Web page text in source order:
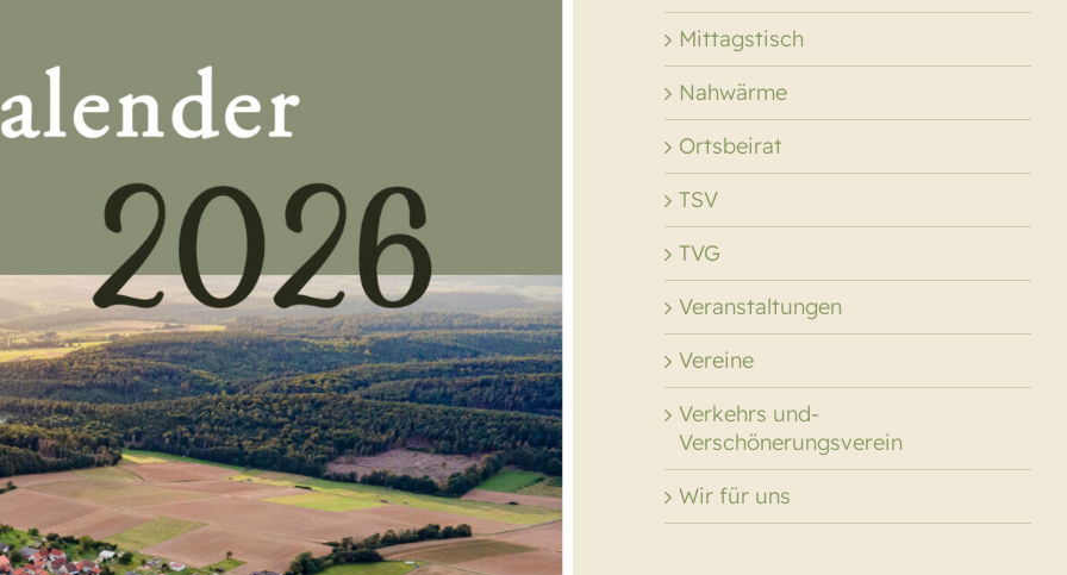
Mittagstisch
Nahwärme
Ortsbeirat
TSV
TVG
Veranstaltungen
Vereine
Verkehrs und-
Verschönerungsverein
Wir für uns